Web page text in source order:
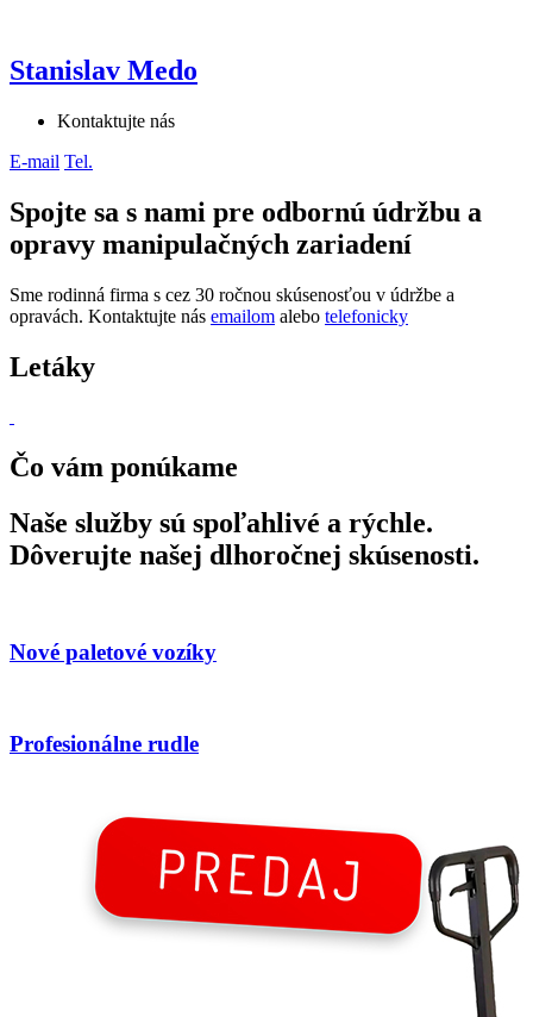
Stanislav Medo
Kontaktujte nás
E-mail Tel.
Spojte sa s nami pre odbornú údržbu a
opravy manipulačných zariadení
Sme rodinná firma s cez 30 ročnou skúsenosťou v údržbe a
opravách. Kontaktujte nás emailom alebo telefonicky
Letáky
Čo vám ponúkame
Naše služby sú spoľahlivé a rýchle.
Dôverujte našej dlhoročnej skúsenosti.
Nové paletové vozíky
Profesionálne rudle